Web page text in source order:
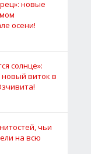
новые
осени!
солнце»:
виток в
чьи
на всю